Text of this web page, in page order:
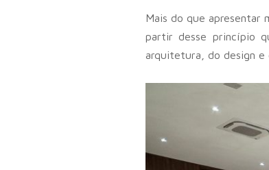
Mais do que apresentar
partir desse princípio
arquitetura, do design e